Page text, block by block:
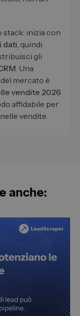
stack: inizia con
dati, quindi
gli
. Una
mercato è
vendite 2026
affidabile per
vendite.
anche: